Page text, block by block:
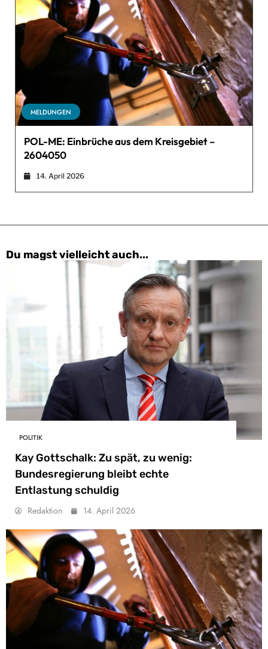
MELDUNGEN
POL-ME: Einbrüche aus dem Kreisgebiet –
2604050
14. April 2026
Du magst vielleicht auch...
POLITIK
Kay Gottschalk: Zu spät, zu wenig:
Bundesregierung bleibt echte
Entlastung schuldig
Redaktion 14. April 2026